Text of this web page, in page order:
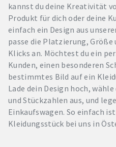
kannst du deine Kreativität
Produkt für dich oder deine
einfach ein Design aus
passe die Platzierung,
Klicks an. Möchtest du ein
Kunden, einen besonderen
bestimmtes Bild auf ein
Lade dein Design hoch,
und Stückzahlen aus, und
Einkaufswagen. So einfach
Kleidungsstück bei uns in